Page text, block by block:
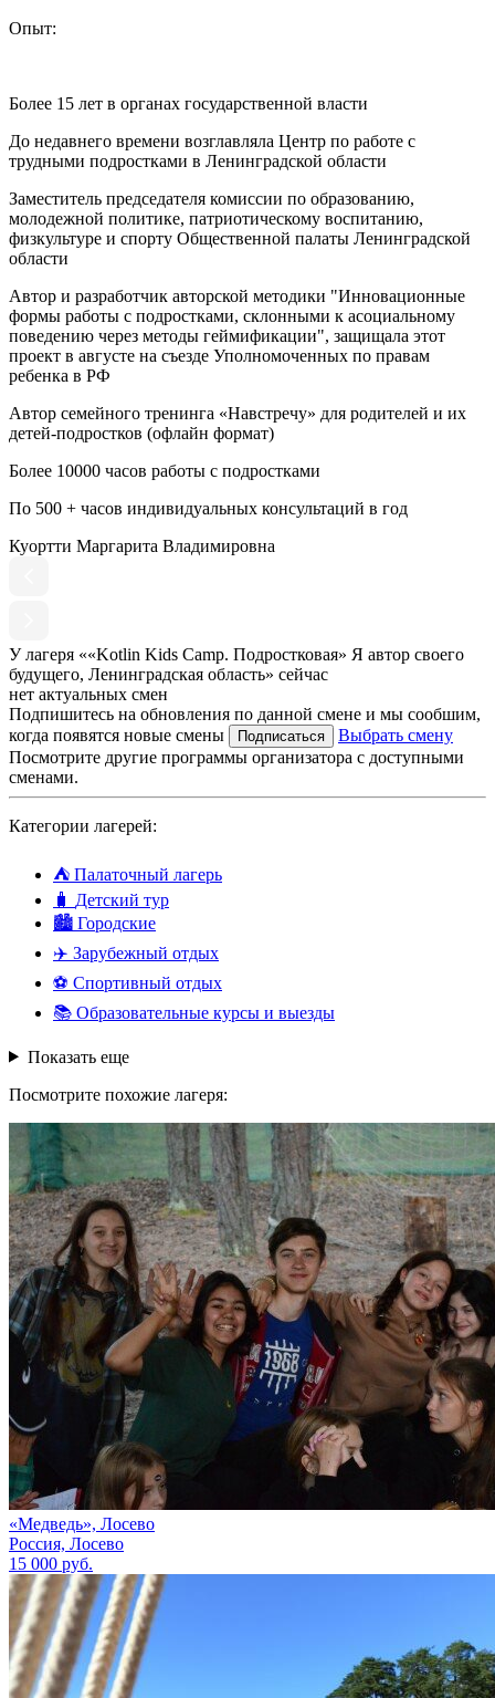
Опыт:
Более 15 лет в органах государственной власти
До недавнего времени возглавляла Центр по работе с
трудными подростками в Ленинградской области
Заместитель председателя комиссии по образованию,
молодежной политике, патриотическому воспитанию,
физкультуре и спорту Общественной палаты Ленинградской
области
Автор и разработчик авторской методики "Инновационные
формы работы с подростками, склонными к асоциальному
поведению через методы геймификации", защищала этот
проект в августе на съезде Уполномоченных по правам
ребенка в РФ
Автор семейного тренинга «Навстречу» для родителей и их
детей-подростков (офлайн формат)
Более 10000 часов работы с подростками
По 500 + часов индивидуальных консультаций в год
Куортти Маргарита Владимировна
У лагеря ««Kotlin Kids Camp. Подростковая» Я автор своего
будущего, Ленинградская область» сейчас
нет актуальных смен
Подпишитесь на обновления по данной смене и мы сообшим,
когда появятся новые смены
Подписаться
Выбрать смену
Посмотрите другие программы организатора с доступными
сменами.
Категории лагерей:
⛺ Палаточный лагерь
🧳 Детский тур
🏙️ Городские
✈️ Зарубежный отдых
⚽ Спортивный отдых
📚 Образовательные курсы и выезды
Показать еще
Посмотрите похожие лагеря:
«Медведь», Лосево
Россия, Лосево
15 000 руб.